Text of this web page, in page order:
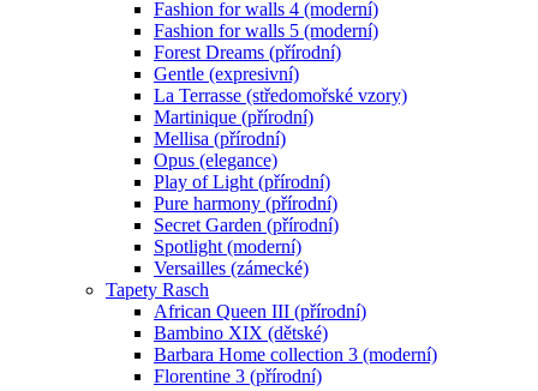
Fashion for walls 4 (moderní)
Fashion for walls 5 (moderní)
Forest Dreams (přírodní)
Gentle (expresivní)
La Terrasse (středomořské vzory)
Martinique (přírodní)
Mellisa (přírodní)
Opus (elegance)
Play of Light (přírodní)
Pure harmony (přírodní)
Secret Garden (přírodní)
Spotlight (moderní)
Versailles (zámecké)
Tapety Rasch
African Queen III (přírodní)
Bambino XIX (dětské)
Barbara Home collection 3 (moderní)
Florentine 3 (přírodní)